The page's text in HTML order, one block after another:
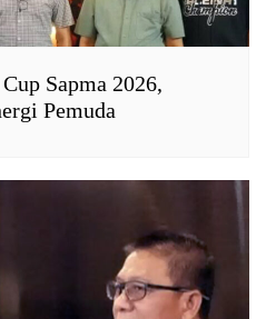
Sapma 2026,
Pemuda